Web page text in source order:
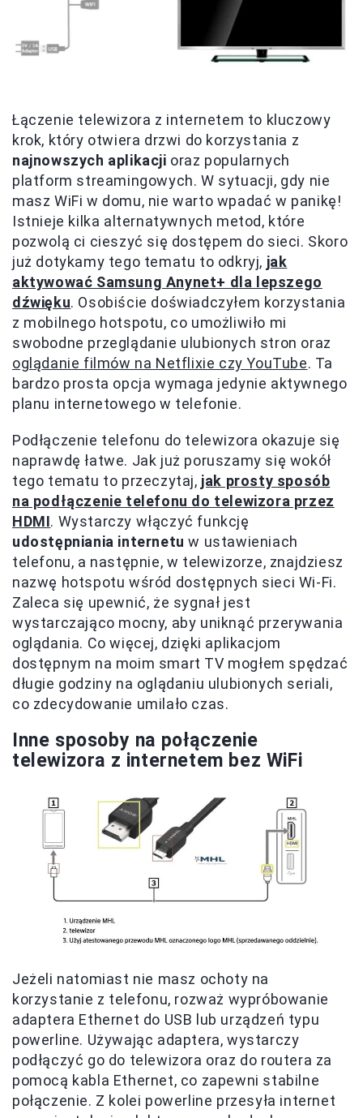
Łączenie telewizora z internetem to kluczowy
krok, który otwiera drzwi do korzystania z
najnowszych aplikacji oraz popularnych
platform streamingowych. W sytuacji, gdy nie
masz WiFi w domu, nie warto wpadać w panikę!
Istnieje kilka alternatywnych metod, które
pozwolą ci cieszyć się dostępem do sieci. Skoro
już dotykamy tego tematu to odkryj, jak
aktywować Samsung Anynet+ dla lepszego
dźwięku. Osobiście doświadczyłem korzystania
z mobilnego hotspotu, co umożliwiło mi
swobodne przeglądanie ulubionych stron oraz
oglądanie filmów na Netflixie czy YouTube. Ta
bardzo prosta opcja wymaga jedynie aktywnego
planu internetowego w telefonie.
Podłączenie telefonu do telewizora okazuje się
naprawdę łatwe. Jak już poruszamy się wokół
tego tematu to przeczytaj, jak prosty sposób
na podłączenie telefonu do telewizora przez
HDMI. Wystarczy włączyć funkcję
udostępniania internetu w ustawieniach
telefonu, a następnie, w telewizorze, znajdziesz
nazwę hotspotu wśród dostępnych sieci Wi-Fi.
Zaleca się upewnić, że sygnał jest
wystarczająco mocny, aby uniknąć przerywania
oglądania. Co więcej, dzięki aplikacjom
dostępnym na moim smart TV mogłem spędzać
długie godziny na oglądaniu ulubionych seriali,
co zdecydowanie umilało czas.
Inne sposoby na połączenie
telewizora z internetem bez WiFi
Jeżeli natomiast nie masz ochoty na
korzystanie z telefonu, rozważ wypróbowanie
adaptera Ethernet do USB lub urządzeń typu
powerline. Używając adaptera, wystarczy
podłączyć go do telewizora oraz do routera za
pomocą kabla Ethernet, co zapewni stabilne
połączenie. Z kolei powerline przesyła internet